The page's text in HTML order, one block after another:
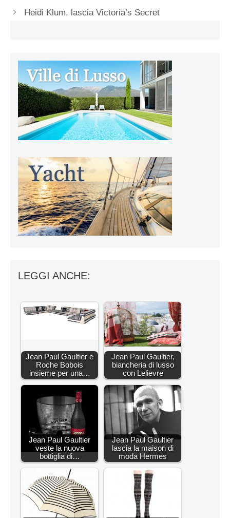
Heidi Klum, lascia Victoria’s Secret
LEGGI ANCHE:
Jean Paul Gaultier e
Roche Bobois
insieme per una…
Jean Paul Gaultier,
biancheria di lusso
con Lelievre
Jean Paul Gaultier
veste la nuova
bottiglia di…
Jean Paul Gaultier
lascia la maison di
moda Hermes